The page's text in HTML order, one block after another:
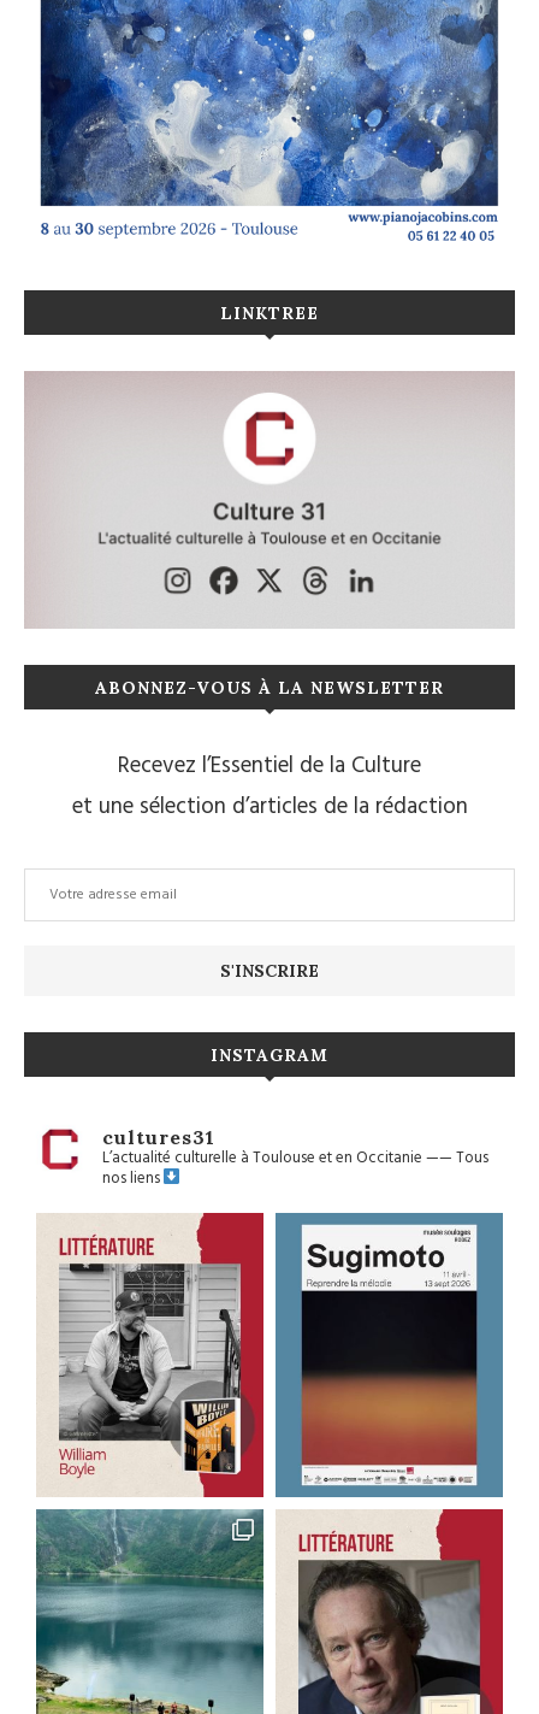
LINKTREE
ABONNEZ-VOUS À LA NEWSLETTER
Recevez l’Essentiel de la Culture
et une sélection d’articles de la rédaction
INSTAGRAM
cultures31
L’actualité culturelle à Toulouse et en Occitanie——Tous
nos liens